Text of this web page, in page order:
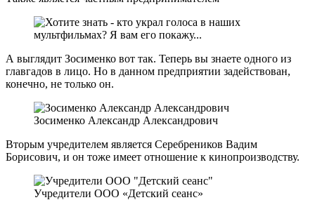
А выглядит Зосименко вот так. Теперь вы знаете одного из
главгадов в лицо. Но в данном предприятии задействован,
конечно, не только он.
Зосименко Александр Александрович
Вторым учредителем является Серебреников Вадим
Борисович, и он тоже имеет отношение к кинопроизводству.
Учредители ООО «Детский сеанс»